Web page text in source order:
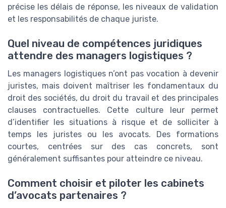
précise les délais de réponse, les niveaux de validation
et les responsabilités de chaque juriste.
Quel niveau de compétences juridiques
attendre des managers logistiques ?
Les managers logistiques n’ont pas vocation à devenir
juristes, mais doivent maîtriser les fondamentaux du
droit des sociétés, du droit du travail et des principales
clauses contractuelles. Cette culture leur permet
d’identifier les situations à risque et de solliciter à
temps les juristes ou les avocats. Des formations
courtes, centrées sur des cas concrets, sont
généralement suffisantes pour atteindre ce niveau.
Comment choisir et piloter les cabinets
d’avocats partenaires ?